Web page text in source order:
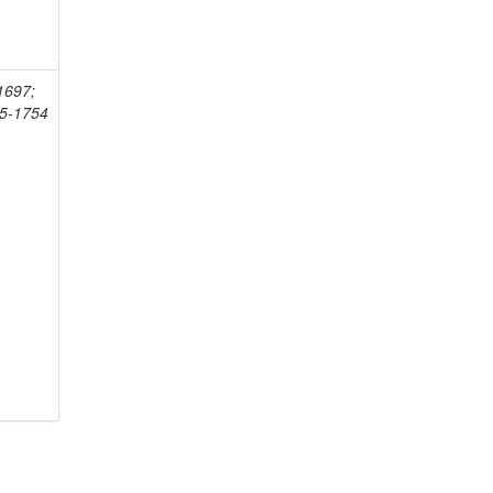
1754